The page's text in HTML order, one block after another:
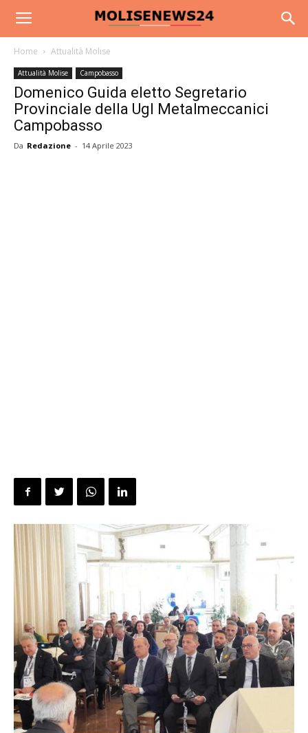
Home Attualità Molise
Attualità Molise Campobasso
Domenico Guida eletto Segretario
Provinciale della Ugl Metalmeccanici
Campobasso
Da Redazione - 14 Aprile 2023